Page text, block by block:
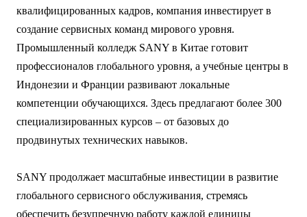
квалифицированных кадров, компания инвестирует в
создание сервисных команд мирового уровня.
Промышленный колледж SANY в Китае готовит
профессионалов глобального уровня, а учебные центры в
Индонезии и Франции развивают локальные
компетенции обучающихся. Здесь предлагают более 300
специализированных курсов – от базовых до
продвинутых технических навыков.
SANY продолжает масштабные инвестиции в развитие
глобального сервисного обслуживания, стремясь
обеспечить безупречную работу каждой единицы